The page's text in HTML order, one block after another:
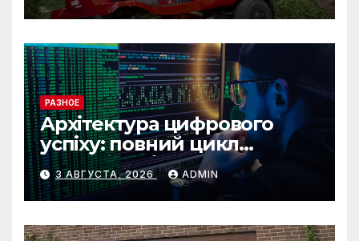
РАЗНОЕ
Архітектура цифрового
успіху: повний цикл
розробки від IST Group
3 АВГУСТА, 2026 ADMIN